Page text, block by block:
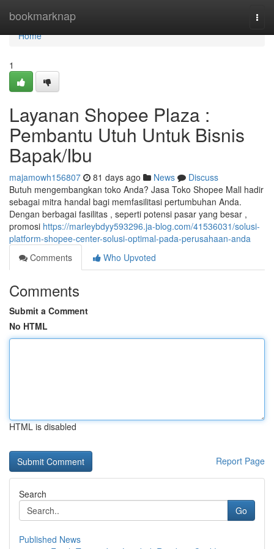
bookmarknap
Home
Home
1
Layanan Shopee Plaza :
Pembantu Utuh Untuk Bisnis
Bapak/Ibu
majamowh156807 81 days ago News
Discuss
Butuh mengembangkan toko Anda? Jasa Toko Shopee Mall hadir
sebagai mitra handal bagi memfasilitasi pertumbuhan Anda.
Dengan berbagai fasilitas , seperti potensi pasar yang besar ,
promosi https://marleybdyy593296.ja-blog.com/41536031/solusi-
platform-shopee-center-solusi-optimal-pada-perusahaan-anda
Comments
Who Upvoted
Comments
Submit a Comment
No HTML
HTML is disabled
Report Page
Search
Go
Published News